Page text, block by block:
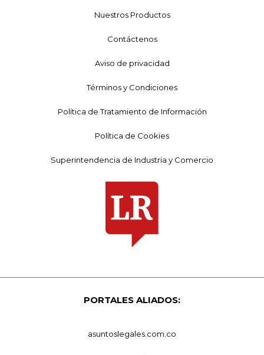
Nuestros Productos
Contáctenos
Aviso de privacidad
Términos y Condiciones
Política de Tratamiento de Información
Política de Cookies
Superintendencia de Industria y Comercio
PORTALES ALIADOS:
asuntoslegales.com.co